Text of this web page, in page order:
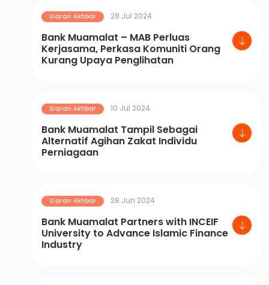
Siaran Akhbar 28 Jul 2024
Bank Muamalat – MAB Perluas
Kerjasama, Perkasa Komuniti Orang
Kurang Upaya Penglihatan
Siaran Akhbar 10 Jul 2024
Bank Muamalat Tampil Sebagai
Alternatif Agihan Zakat Individu
Perniagaan
Siaran Akhbar 28 Jun 2024
Bank Muamalat Partners with INCEIF
University to Advance Islamic Finance
Industry